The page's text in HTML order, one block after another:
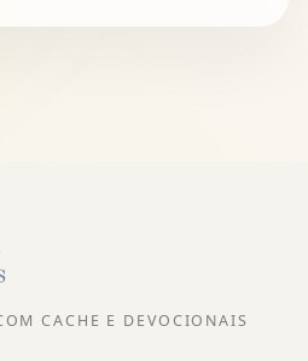
CACHE E DEVOCIONAIS